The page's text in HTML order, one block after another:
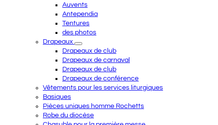
Auvents
Antependia
Tentures
des photos
Drapeaux
Drapeaux de club
Drapeaux de carnaval
Drapeaux de club
Drapeaux de conférence
Vêtements pour les services liturgiques
Basiques
Pièces uniques homme Rochetts
Robe du diocèse